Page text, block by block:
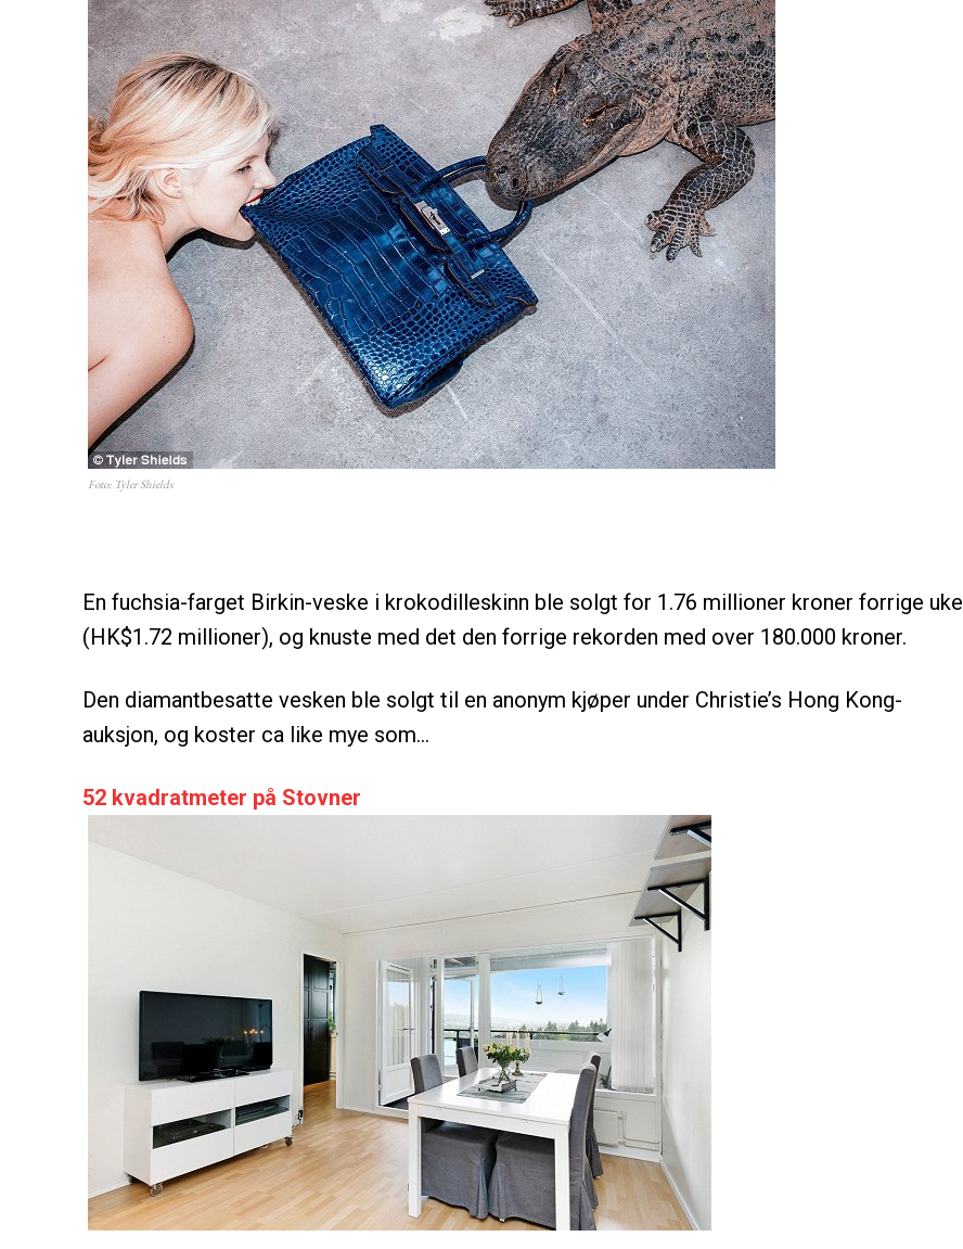
Foto: Tyler Shields
En fuchsia-farget Birkin-veske i krokodilleskinn ble solgt for 1.76 millioner kroner forrige uke
(HK$1.72 millioner), og knuste med det den forrige rekorden med over 180.000 kroner.
Den diamantbesatte vesken ble solgt til en anonym kjøper under Christie’s Hong Kong-
auksjon, og koster ca like mye som…
52 kvadratmeter på Stovner